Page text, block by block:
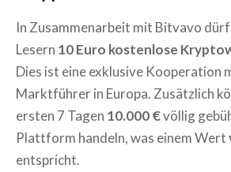
In Zusammenarbeit mit Bitvavo
Lesern 10 Euro kostenlose
Dies ist eine exklusive Kooperation
Marktführer in Europa. Zusätzlich
ersten 7 Tagen 10.000 €völlig
Plattform handeln, was einem Wert
entspricht.